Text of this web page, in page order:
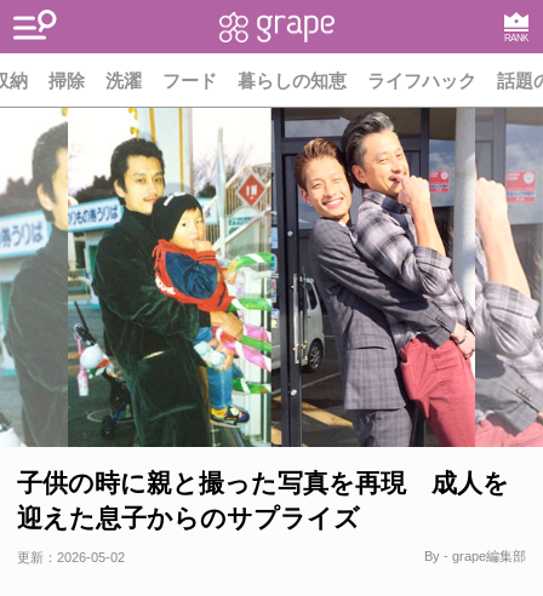
RANK
納 掃除 洗濯 フード 暮らしの知恵 ライフハック 話題
子供の時に親と撮った写真を再現 成人を
迎えた息子からのサプライズ
更新： 2026-05-02 By - grape編集部